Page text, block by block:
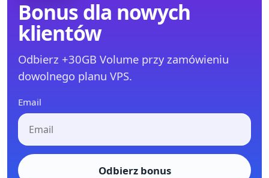
Bonus dla nowych
klientów
Odbierz +30GB Volume przy zamówieniu
dowolnego planu VPS.
Email
Odbierz bonus